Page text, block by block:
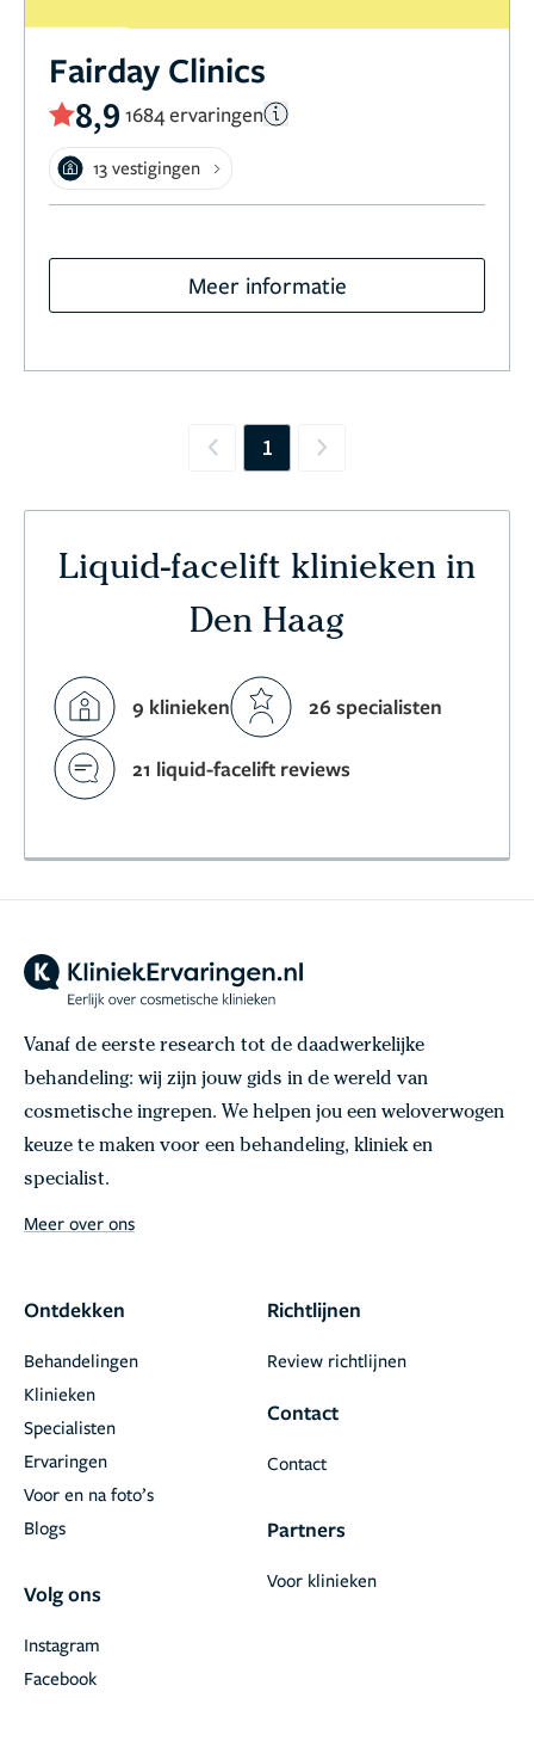
Fairday Clinics
8,9 1684 ervaringen
13 vestigingen
Meer informatie
Previous
1 Next
Liquid-facelift klinieken in
Den Haag
9 klinieken 26 specialisten
21 liquid-facelift reviews
Vanaf de eerste research tot de daadwerkelijke
behandeling: wij zijn jouw gids in de wereld van
cosmetische ingrepen. We helpen jou een weloverwogen
keuze te maken voor een behandeling, kliniek en
specialist.
Meer over ons
Ontdekken
Behandelingen
Klinieken
Specialisten
Ervaringen
Voor en na foto’s
Blogs
Volg ons
Facebook
Instagram
Richtlijnen
Review richtlijnen
Contact
Contact
Partners
Voor klinieken